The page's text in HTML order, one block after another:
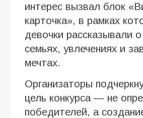
интерес вызвал блок
карточка», в рамках
девочки рассказывали
семьях, увлечениях и
мечтах.
Организаторы
цель конкурса — не
победителей, а